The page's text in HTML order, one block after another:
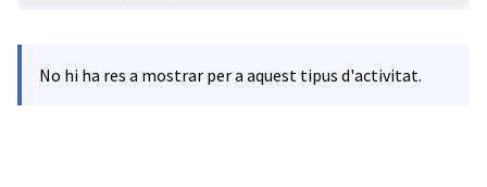
No hi ha res a mostrar per a aquest tipus d'activitat.